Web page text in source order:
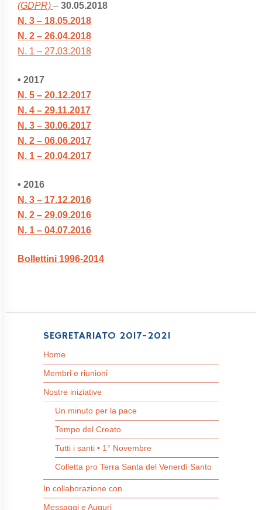
(GDPR) – 30.05.2018
N. 3 – 18.05.2018
N. 2 – 26.04.2018
N. 1 – 27.03.2018
• 2017
N. 5 – 20.12.2017
N. 4 – 29.11.2017
N. 3 – 30.06.2017
N. 2 – 06.06.2017
N. 1 – 20.04.2017
• 2016
N. 3 – 17.12.2016
N. 2 – 29.09.2016
N. 1 – 04.07.2016
Bollettini 1996-2014
SEGRETARIATO 2017-2021
Home
Membri e riunioni
Nostre iniziative
Un minuto per la pace
Tempo del Creato
Tutti i santi • 1° Novembre
Colletta pro Terra Santa del Venerdì Santo
In collaborazione con..
Messaggi e Auguri